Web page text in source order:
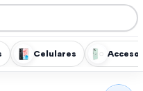
Celulares